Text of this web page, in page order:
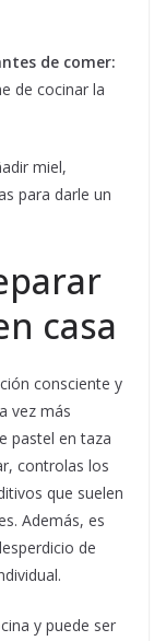
de comer:
de cocinar la
miel,
para darle un
casa
consciente y
vez más
pastel en taza
controlas los
que suelen
Además, es
de
y puede ser